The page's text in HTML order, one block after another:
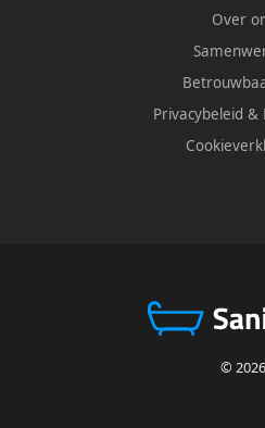
Over
Privacybeleid &
© 2026